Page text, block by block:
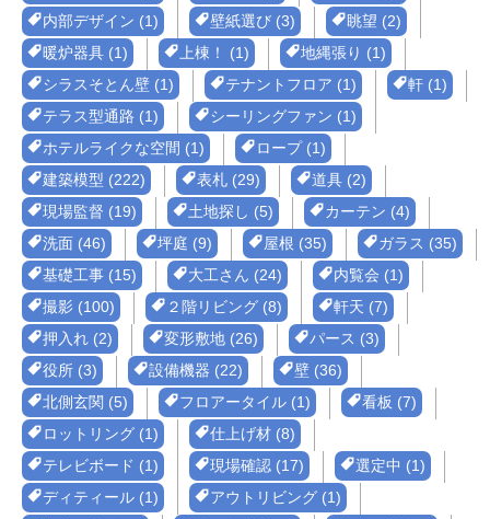
内部デザイン (1)
壁紙選び (3)
眺望 (2)
暖炉器具 (1)
上棟！ (1)
地縄張り (1)
シラスそとん壁 (1)
テナントフロア (1)
軒 (1)
テラス型通路 (1)
シーリングファン (1)
ホテルライクな空間 (1)
ロープ (1)
建築模型 (222)
表札 (29)
道具 (2)
現場監督 (19)
土地探し (5)
カーテン (4)
洗面 (46)
坪庭 (9) 屋根 (35)
ガラス (35)
基礎工事 (15)
大工さん (24)
内覧会 (1)
撮影 (100)
２階リビング (8)
軒天 (7)
押入れ (2)
変形敷地 (26)
パース (3)
役所 (3)
設備機器 (22)
壁 (36)
北側玄関 (5)
フロアータイル (1)
看板 (7)
ロットリング (1)
仕上げ材 (8)
テレビボード (1)
現場確認 (17)
選定中 (1)
ディティール (1)
アウトリビング (1)